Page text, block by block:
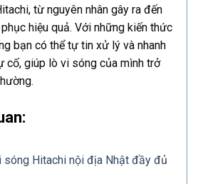
từ nguyên nhân gây ra đến
hiệu quả. Với những kiến thức
bạn có thể tự tin xử lý và nhanh
cố, giúp lò vi sóng của mình trở
sóng Hitachi nội địa Nhật đầy đủ